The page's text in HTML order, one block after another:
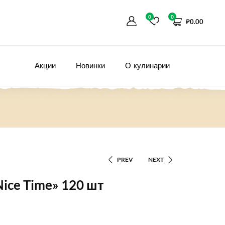
0
₽0.00
0
Акции Новинки О кулинарии
PREV NEXT
Time» 120 шт